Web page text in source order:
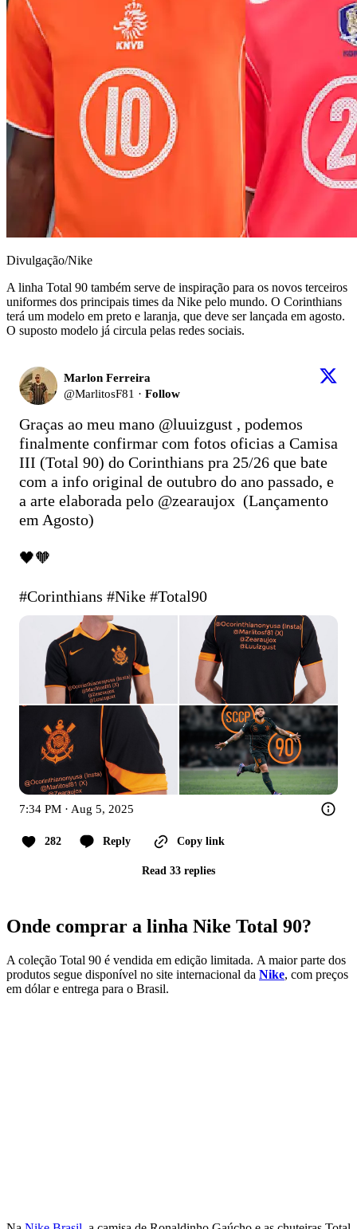
Divulgação/Nike
A linha Total 90 também serve de inspiração para os novos terceiros
uniformes dos principais times da Nike pelo mundo. O Corinthians
terá um modelo em preto e laranja, que deve ser lançada em agosto.
O suposto modelo já circula pelas redes sociais.
Marlon Ferreira
@MarlitosF81 · Follow
Graças ao meu mano @luuizgust , podemos
finalmente confirmar com fotos oficias a Camisa
III (Total 90) do Corinthians pra 25/26 que bate
com a info original de outubro do ano passado, e
a arte elaborada pelo @zearaujox
  (Lançamento
em Agosto)
🖤🧡
#Corinthians #Nike #Total90
7:34 PM · Aug 5, 2025
282 Reply Copy link
Read 33 replies
Onde comprar a linha Nike Total 90?
A coleção Total 90 é vendida em edição limitada. A maior parte dos
produtos segue disponível no site internacional da Nike, com preços
em dólar e entrega para o Brasil.